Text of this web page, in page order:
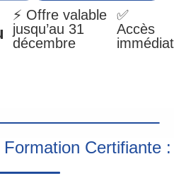
⚡ Offre valable
jusqu’au 31
décembre
✅
Accès
immédiat
Certifiante :